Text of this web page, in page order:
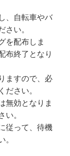
、自転車やバ
さい。
を配布しま
布終了となり
ますので、必
ださい。
無効となりま
い。
従って、待機
。